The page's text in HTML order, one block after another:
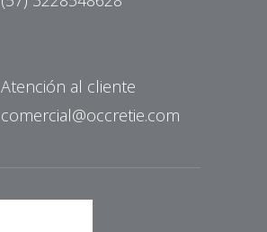
Atención al cliente
comercial@occretie.com